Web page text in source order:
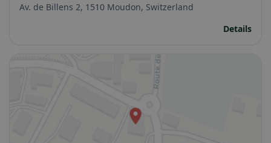
Av. de Billens 2, 1510 Moudon, Switzerland
Details